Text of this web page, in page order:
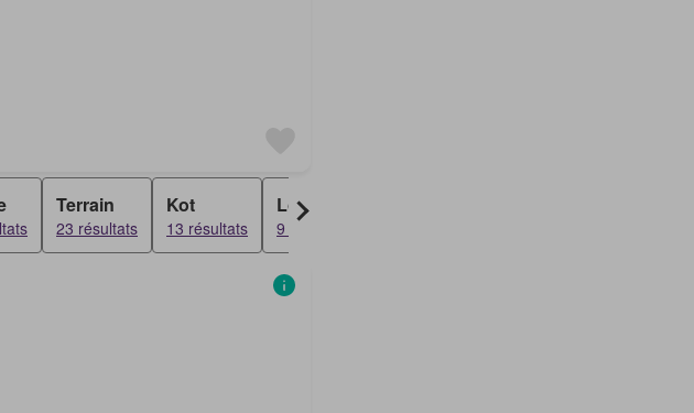
Terrain
23 résultats
Kot
13 résultats
Loft
9 résultats